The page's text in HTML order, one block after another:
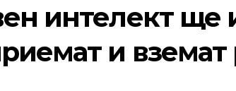
интелект ще
и